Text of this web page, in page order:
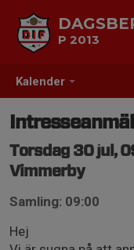
Kalender
P 2013
Torsdag 30 jul,
Vimmerby
Samling: 09:00
Hej